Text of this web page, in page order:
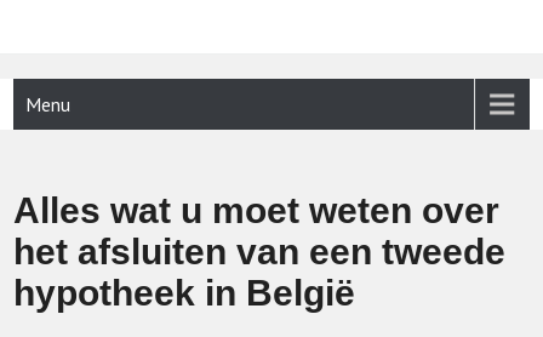
Menu
Alles wat u moet weten over
het afsluiten van een tweede
hypotheek in België